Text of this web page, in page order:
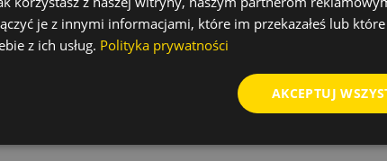
betonu zbrojonego
obrotowe z uchwytem SDS-plus
betonu i kamienia
je z innymi informacjami, które im przekazałeś lub
z ich usług. Polityka prywatności
AKCEPTUJ